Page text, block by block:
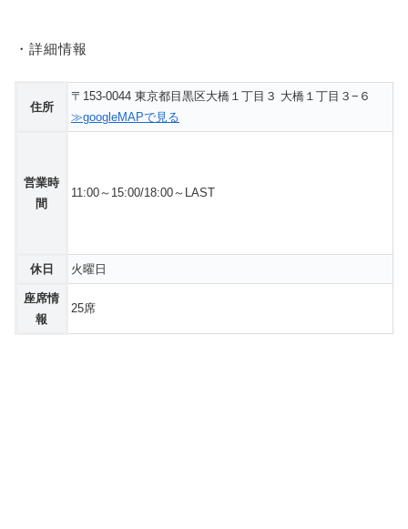
・詳細情報
住所
〒153-0044 東京都目黒区大橋１丁目３ 大橋１丁目３−６
≫googleMAPで見る
営業時
間
11:00～15:00/18:00～LAST
休日 火曜日
座席情
報
25席